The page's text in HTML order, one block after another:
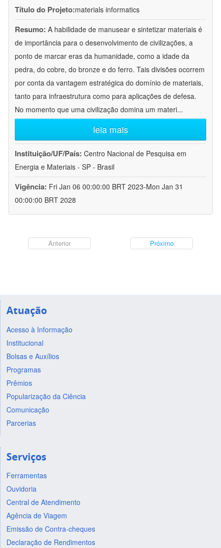
Título do Projeto:materials informatics
Resumo: A habilidade de manusear e sintetizar materiais é
de importância para o desenvolvimento de civilizações, a
ponto de marcar eras da humanidade, como a idade da
pedra, do cobre, do bronze e do ferro. Tais divisões ocorrem
por conta da vantagem estratégica do domínio de materiais,
tanto para infraestrutura como para aplicações de defesa.
No momento que uma civilização domina um materi...
leia mais
Instituição/UF/País: Centro Nacional de Pesquisa em
Energia e Materiais - SP - Brasil
Vigência: Fri Jan 06 00:00:00 BRT 2023-Mon Jan 31
00:00:00 BRT 2028
Anterior Próximo
Atuação
Acesso à Informação
Institucional
Bolsas e Auxílios
Programas
Prêmios
Popularização da Ciência
Comunicação
Parcerias
Serviços
Ferramentas
Ouvidoria
Central de Atendimento
Agência de Viagem
Emissão de Contra-cheques
Declaração de Rendimentos